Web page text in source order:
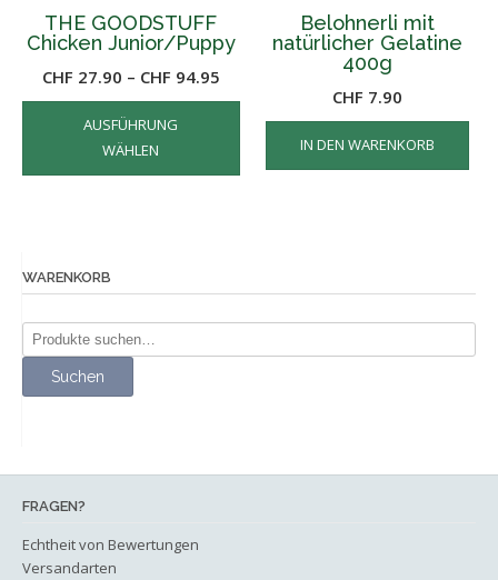
THE GOODSTUFF
Chicken Junior/Puppy
CHF 27.90 – CHF 94.95
AUSFÜHRUNG
WÄHLEN
Dieses
mehrere
der
Belohnerli mit
natürlicher Gelatine
400g
CHF 7.90
IN DEN WARENKORB
WARENKORB
Suche
nach:
Suchen
FRAGEN?
Echtheit von Bewertungen
Versandarten